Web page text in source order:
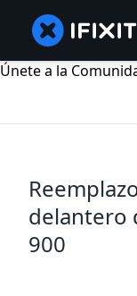
Únete a la
delantero
900